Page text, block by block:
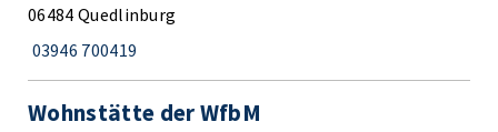
06484 Quedlinburg
03946 700419
Wohnstätte der WfbM